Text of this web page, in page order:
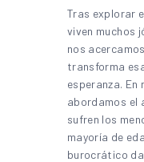
Tras explorar
viven muchos
nos
transforma
esperanza.
abordamos el
sufren los
mayoría de
burocrático